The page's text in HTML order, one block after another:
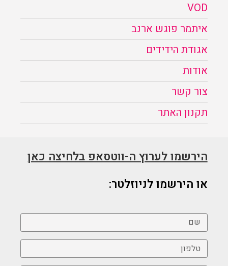
VOD
איתמר פוגש ארנב
אגודת הידידים
אודות
צור קשר
תקנון האתר
הירשמו לערוץ ה-ווטסאפ בלחיצה כאן
או הירשמו לניוזלטר: